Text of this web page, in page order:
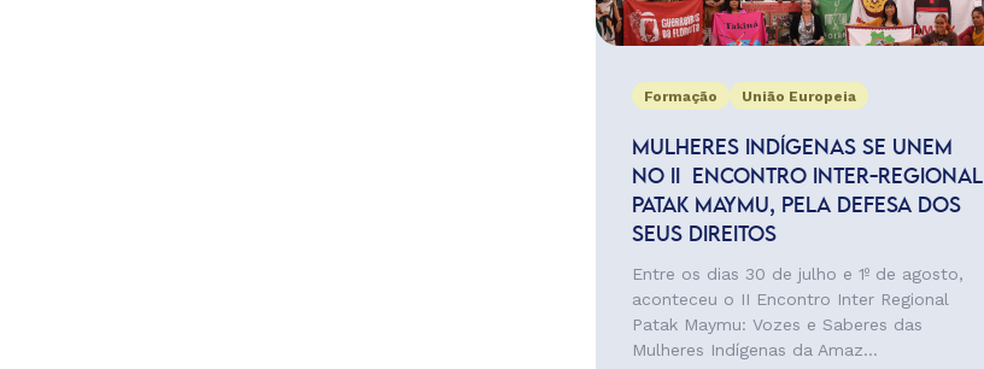
Formação União Europeia
MULHERES INDÍGENAS SE UNEM
NO II ENCONTRO INTER-REGIONAL
PATAK MAYMU, PELA DEFESA DOS
SEUS DIREITOS
Entre os dias 30 de julho e 1º de agosto,
aconteceu o II Encontro Inter Regional
Patak Maymu: Vozes e Saberes das
Mulheres Indígenas da Amaz...